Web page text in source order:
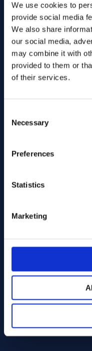
We use cookies to
provide social media
We also share
our social media,
may combine it with
provided to them or
of their services.
Selection
Necessary
Preferences
Statistics
Marketing
Wprowadź ilość
Twoja wiadomość